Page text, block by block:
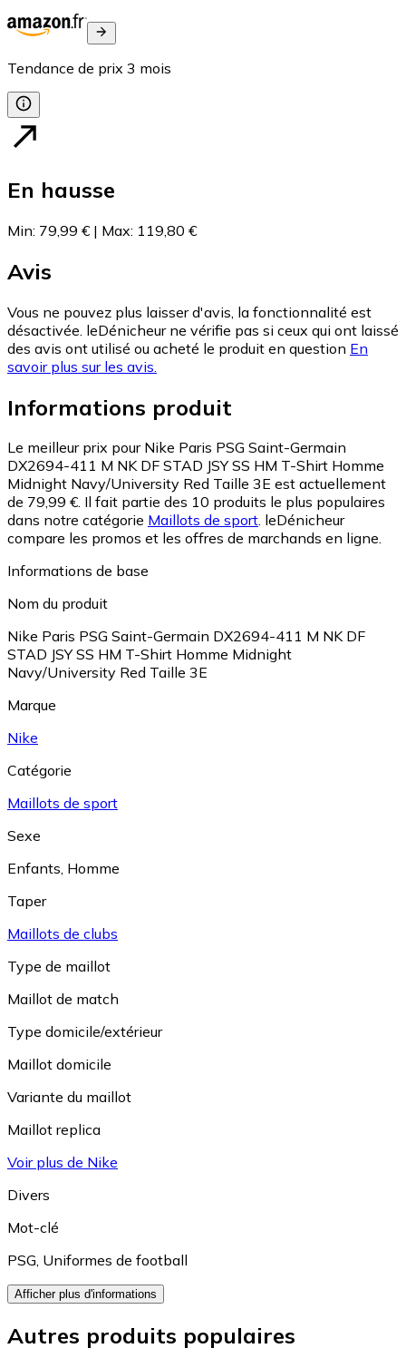
Tendance de prix 3 mois
En hausse
Min: 79,99 € | Max: 119,80 €
Avis
Vous ne pouvez plus laisser d'avis, la fonctionnalité est
désactivée. leDénicheur ne vérifie pas si ceux qui ont laissé
des avis ont utilisé ou acheté le produit en question En
savoir plus sur les avis.
Informations produit
Le meilleur prix pour Nike Paris PSG Saint-Germain
DX2694-411 M NK DF STAD JSY SS HM T-Shirt Homme
Midnight Navy/University Red Taille 3E est actuellement
de 79,99 €. Il fait partie des 10 produits le plus populaires
dans notre catégorie Maillots de sport. leDénicheur
compare les promos et les offres de marchands en ligne.
Informations de base
Nom du produit
Nike Paris PSG Saint-Germain DX2694-411 M NK DF
STAD JSY SS HM T-Shirt Homme Midnight
Navy/University Red Taille 3E
Marque
Nike
Catégorie
Maillots de sport
Sexe
Enfants, Homme
Taper
Maillots de clubs
Type de maillot
Maillot de match
Type domicile/extérieur
Maillot domicile
Variante du maillot
Maillot replica
Voir plus de Nike
Divers
Mot-clé
PSG, Uniformes de football
Afficher plus d'informations
Autres produits populaires